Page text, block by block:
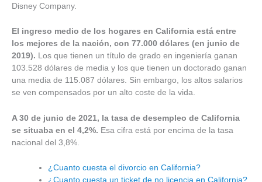
Disney Company.
El ingreso medio de los hogares en California está entre
los mejores de la nación, con 77.000 dólares (en junio de
2019). Los que tienen un título de grado en ingeniería ganan
103.528 dólares de media y los que tienen un doctorado ganan
una media de 115.087 dólares. Sin embargo, los altos salarios
se ven compensados por un alto coste de la vida.
A 30 de junio de 2021, la tasa de desempleo de California
se situaba en el 4,2%. Esa cifra está por encima de la tasa
nacional del 3,8%.
¿Cuanto cuesta el divorcio en California?
¿Cuanto cuesta un ticket de no licencia en California?